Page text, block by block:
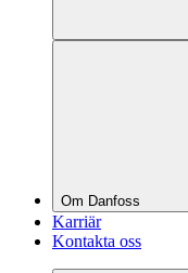
Om Danfoss
Karriär
Kontakta oss